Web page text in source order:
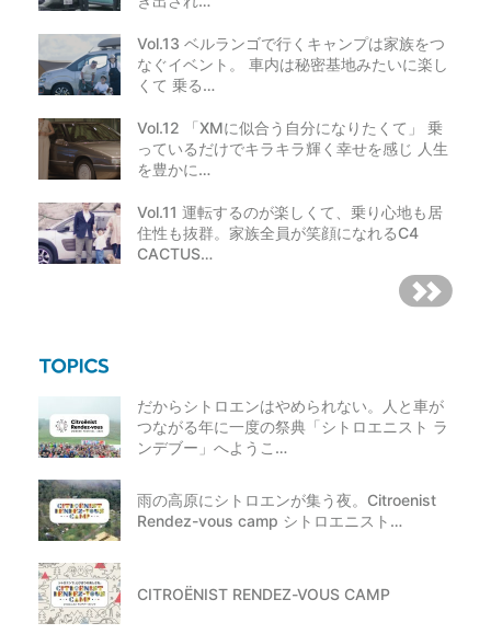
Vol.13 ベルランゴで行くキャンプは家族をつ
なぐイベント。 車内は秘密基地みたいに楽し
くて 乗る…
Vol.12 「XMに似合う自分になりたくて」 乗
っているだけでキラキラ輝く幸せを感じ 人生
を豊かに…
Vol.11 運転するのが楽しくて、乗り心地も居
住性も抜群。家族全員が笑顔になれるC4
CACTUS…
だからシトロエンはやめられない。人と車が
つながる年に一度の祭典「シトロエニスト ラ
ンデブー」へようこ…
雨の高原にシトロエンが集う夜。Citroenist
Rendez-vous camp シトロエニスト…
CITROËNIST RENDEZ-VOUS CAMP